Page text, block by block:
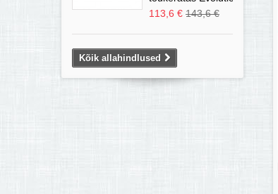
113,6 € 143,6 €
Kõik allahindlused